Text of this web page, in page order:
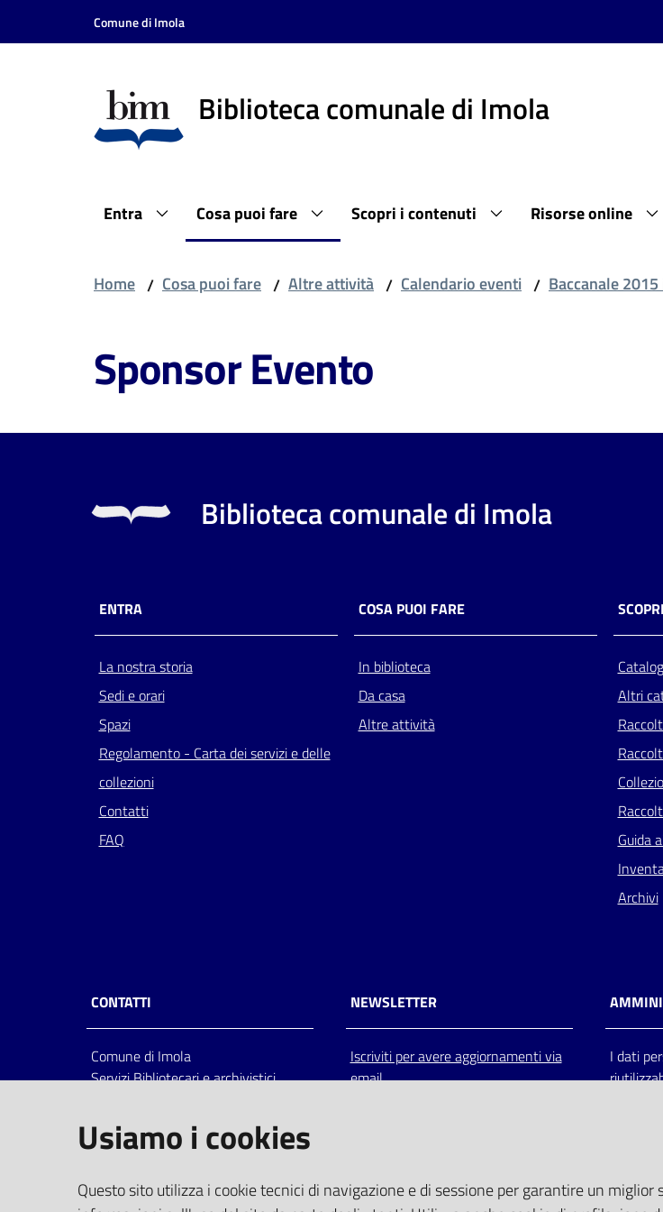
Vai al contenuto
Vai alla navigazione
Comune di Imola
Biblioteca comunale di Imola
Entra Cosa puoi fare Scopri i contenuti Risorse online
Home / Cosa puoi fare / Altre attività / Calendario eventi / Baccanale
Sponsor Evento
Biblioteca comunale di Imola
ENTRA
La nostra storia
Sedi e orari
Spazi
Regolamento - Carta dei servizi e delle
collezioni
Contatti
FAQ
COSA PUOI FARE
In biblioteca
Da casa
Altre attività
Altri
Guida
Archivi
CONTATTI
Comune di Imola
Servizi Bibliotecari e archivistici
Italia
centralino: tel 0542.6026.36 fax
bim@comune.imola.bo.it
PEC
NEWSLETTER
Iscriviti per avere aggiornamenti via
email
I dati
Usiamo i cookies
Questo sito utilizza i cookie tecnici di navigazione e di sessione per garantire un